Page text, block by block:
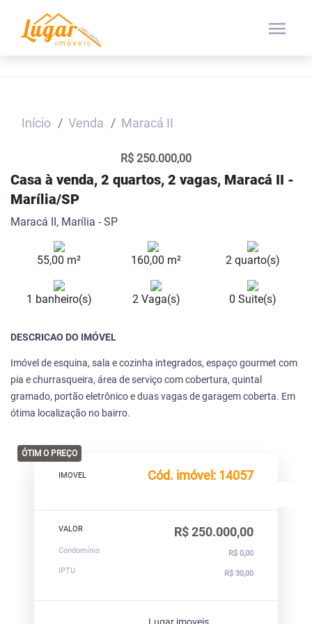
menu
ÓTIM O PREÇO
Início Venda Maracá II
R$ 250.000,00
Casa à venda, 2 quartos, 2 vagas, Maracá II -
Marília/SP
Maracá II, Marília - SP
55,00 m² 160,00 m² 2 quarto(s)
1 banheiro(s) 2 Vaga(s) 0 Suite(s)
DESCRICAO DO IMÓVEL
Imóvel de esquina, sala e cozinha integrados, espaço gourmet com
pia e churrasqueira, área de serviço com cobertura, quintal
gramado, portão eletrônico e duas vagas de garagem coberta. Em
ótima localização no bairro.
IMOVEL Cód. imóvel: 14057
VALOR R$ 250.000,00
Condomínio
R$ 0,00
IPTU
R$ 30,00